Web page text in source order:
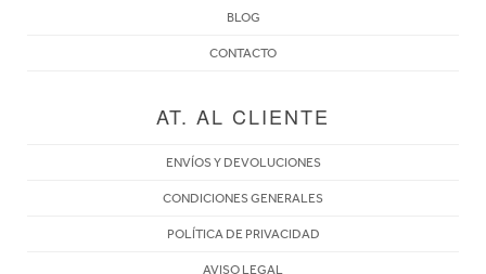
BLOG
CONTACTO
AT. AL CLIENTE
ENVÍOS Y DEVOLUCIONES
CONDICIONES GENERALES
POLÍTICA DE PRIVACIDAD
AVISO LEGAL